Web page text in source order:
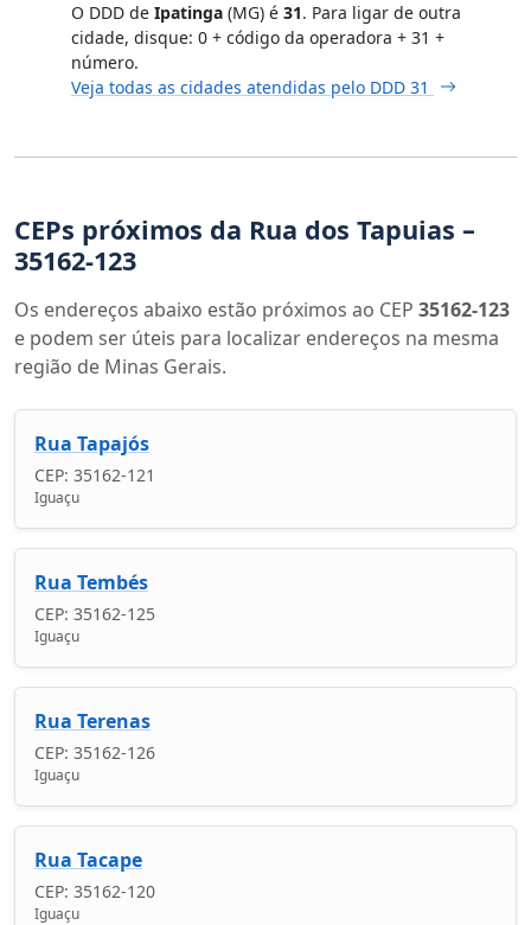
O DDD de Ipatinga (MG) é 31. Para ligar de outra
cidade, disque: 0 + código da operadora + 31 +
número.
Veja todas as cidades atendidas pelo DDD 31
CEPs próximos da Rua dos Tapuias –
35162-123
Os endereços abaixo estão próximos ao CEP 35162-123
e podem ser úteis para localizar endereços na mesma
região de Minas Gerais.
Rua Tapajós
CEP: 35162-121
Iguaçu
Rua Tembés
CEP: 35162-125
Iguaçu
Rua Terenas
CEP: 35162-126
Iguaçu
Rua Tacape
CEP: 35162-120
Iguaçu